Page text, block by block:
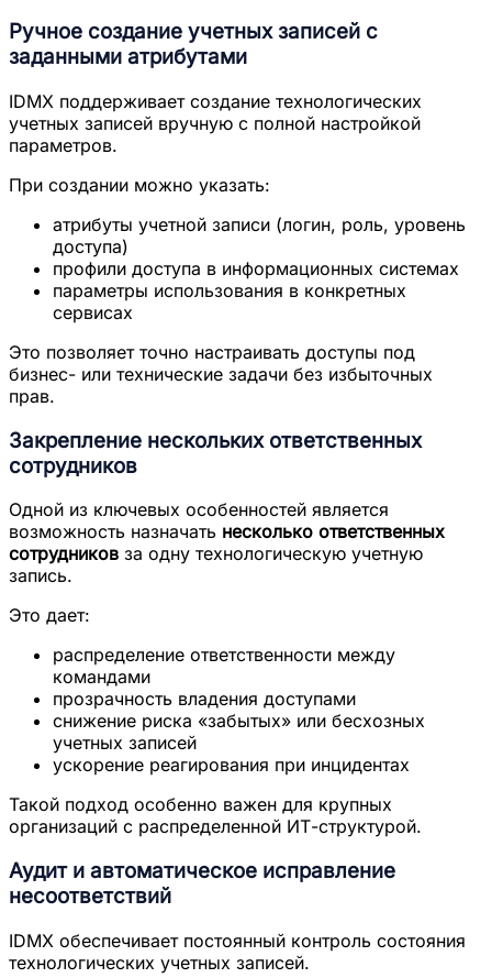
Ручное создание учетных записей с
заданными атрибутами
IDMX поддерживает создание технологических
учетных записей вручную с полной настройкой
параметров.
При создании можно указать:
атрибуты учетной записи (логин, роль, уровень
доступа)
профили доступа в информационных системах
параметры использования в конкретных
сервисах
Это позволяет точно настраивать доступы под
бизнес- или технические задачи без избыточных
прав.
Закрепление нескольких ответственных
сотрудников
Одной из ключевых особенностей является
возможность назначать несколько ответственных
сотрудников за одну технологическую учетную
запись.
Это дает:
распределение ответственности между
командами
прозрачность владения доступами
снижение риска «забытых» или бесхозных
учетных записей
ускорение реагирования при инцидентах
Такой подход особенно важен для крупных
организаций с распределенной ИТ-структурой.
Аудит и автоматическое исправление
несоответствий
IDMX обеспечивает постоянный контроль состояния
технологических учетных записей.